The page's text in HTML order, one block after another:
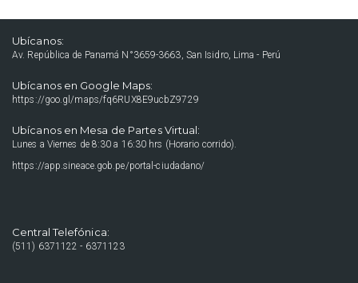
Ubícanos:
Av. República de Panamá N°3659-3663, San Isidro, Lima - Perú
Ubícanos en Google Maps:
https://goo.gl/maps/fq6RUX8E9ucbZ9729
Ubícanos en Mesa de Partes Virtual:
Lunes a Viernes de 8:30 a 16:30 hrs (Horario corrido).
https://app.sineace.gob.pe/portal-ciudadano/
Central Telefónica:
(511) 6371122 - 6371123